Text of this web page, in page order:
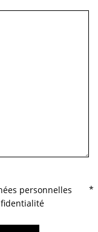
personnelles